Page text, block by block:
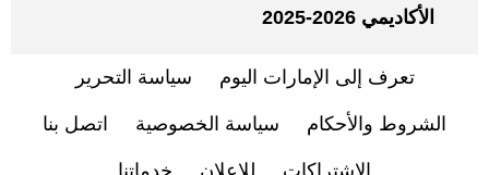
الأكاديمي 2026-2025
تعرف إلى الإمارات اليوم سياسة التحرير
الشروط والأحكام سياسة الخصوصية اتصل بنا
الاشتراكات للإعلان خدماتنا